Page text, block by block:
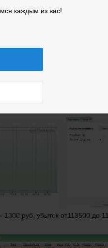
каждым из вас!
1300 руб, убыток от113500 до